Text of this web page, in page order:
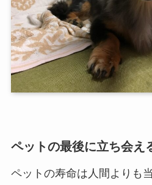
ペットの最後に立ち会え
ペットの寿命は人間よりも